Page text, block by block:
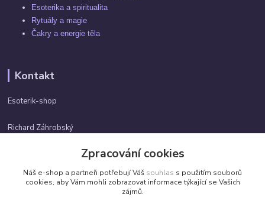
Esoterika a spiritualita
Rytuály a magie
Čakry a energie těla
Kontakt
Esoterik-shop
Richard Záhrobský
info@esoterik-shop.cz
Zpracování cookies
Náš e-shop a partneři potřebují Váš souhlas s použitím souborů
cookies, aby Vám mohli zobrazovat informace týkající se Vašich
zájmů.